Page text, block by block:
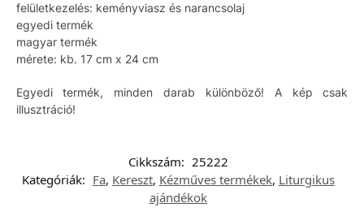
felületkezelés: keményviasz és narancsolaj
egyedi termék
magyar termék
mérete: kb. 17 cm x 24 cm
Egyedi termék, minden darab különböző! A kép csak
illusztráció!
Cikkszám: 25222
Kategóriák: Fa, Kereszt, Kézműves termékek, Liturgikus
ajándékok